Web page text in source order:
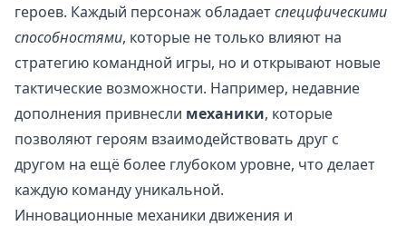
героев. Каждый персонаж обладаетспецифическими
способностями, которые не только влияют на
стратегию командной игры, но и открывают новые
тактические возможности. Например, недавние
дополнения привнесли механики, которые
позволяют героям взаимодействовать друг с
другом на ещё более глубоком уровне, что делает
каждую команду уникальной.
Инновационные механики движения и